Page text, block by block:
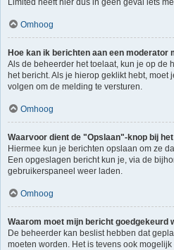
Limited heeft hier dus in geen geval iets
Omhoog
Hoe kan ik berichten aan een moderator
Als de beheerder het toelaat, kun je op de
het bericht. Als je hierop geklikt hebt, moet
volgen om de melding te versturen.
Omhoog
Waarvoor dient de "Opslaan"-knop bij
Hiermee kun je berichten opslaan om ze
Een opgeslagen bericht kun je, via de
gebruikerspaneel weer laden.
Omhoog
Waarom moet mijn bericht goedgekeurd
De beheerder kan beslist hebben dat
moeten worden. Het is tevens ook